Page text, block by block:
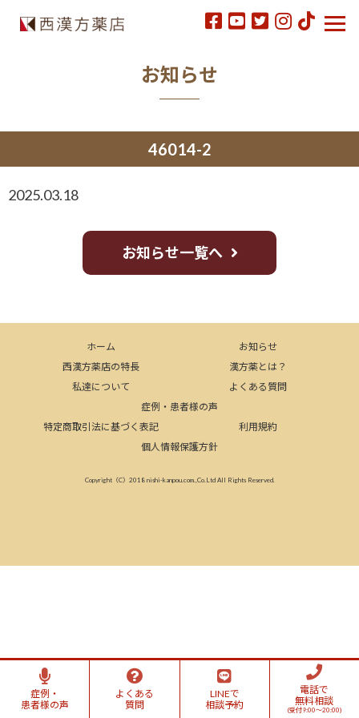
お知らせ
46014-2
2025.03.18
お知らせ一覧へ
ホーム
お知らせ
西漢方薬店の特長
漢方薬とは？
私達について
よくある質問
症例・患者様の声
特定商取引法に基づく表記
利用規約
個人情報保護方針
Copyright（C）2018 nishi-kanpou.com.,Co.Ltd All Rights Reserved.
症例・
患者様の声
よくある
質問
LINEで
相談予約
電話で
無料相談
(受付9:00～20:00)